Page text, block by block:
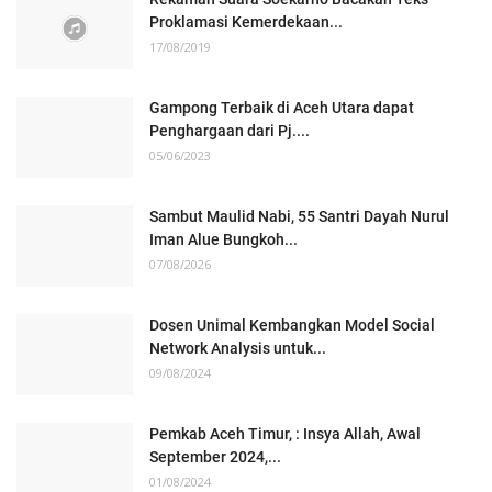
Proklamasi Kemerdekaan...
17/08/2019
Gampong Terbaik di Aceh Utara dapat
Penghargaan dari Pj....
05/06/2023
Sambut Maulid Nabi, 55 Santri Dayah Nurul
Iman Alue Bungkoh...
07/08/2026
Dosen Unimal Kembangkan Model Social
Network Analysis untuk...
09/08/2024
Pemkab Aceh Timur, : Insya Allah, Awal
September 2024,...
01/08/2024